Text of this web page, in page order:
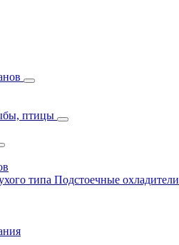
птицы
типа Подстоечные охладители